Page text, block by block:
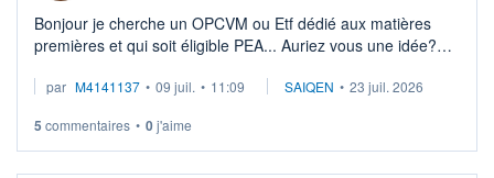
Bonjour je cherche un OPCVM ou Etf dédié aux matières
premières et qui soit éligible PEA... Auriez vous une idée?
par M4141137 • 09 juil. • 11:09 SAIQEN • 23 juil. 2026
5 commentaires • 0j'aime